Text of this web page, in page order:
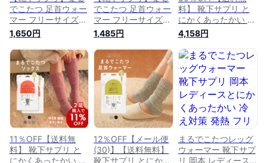
でこたつ 足首ウォー
マー フリーサイズ
全3色 冷え対策 レデ
ィース レッグウォー
マー 岡本
1,650円
でこたつ 足首ウォー
マー フリーサイズ
全3色 冷え対策 レデ
ィース レッグウォー
マー 岡本
1,485円
料】 靴下サプリ と
にかくあったかい ま
るでこたつソックス
三足組 靴下 ハイソ
ックス レディース
冷え対策 発熱 23-
25cm 全4色
4,158円
11％OFF【送料無
料】 靴下サプリ と
にかくあったかい ま
12％OFF【メール便
(30)】【送料無料】
靴下サプリ とにかく
まるでこたつレッグ
ウォーマー 靴下サプ
リ 岡本 レディース